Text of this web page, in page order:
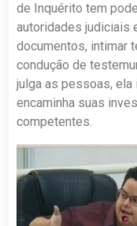
de Inquérito tem
autoridades judiciais
documentos, intimar
condução de
julga as pessoas,
encaminha suas
competentes.